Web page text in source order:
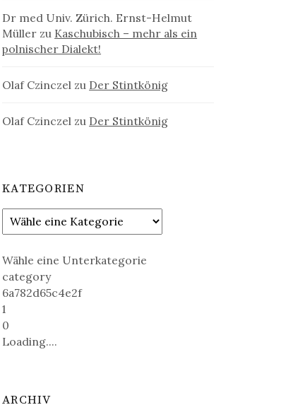
Dr med Univ. Zürich. Ernst-Helmut
Müller zu Kaschubisch – mehr als ein
polnischer Dialekt!
Olaf Czinczel zu Der Stintkönig
Olaf Czinczel zu Der Stintkönig
KATEGORIEN
Wähle eine Unterkategorie
category
6a782d65c4e2f
1
0
Loading....
ARCHIV